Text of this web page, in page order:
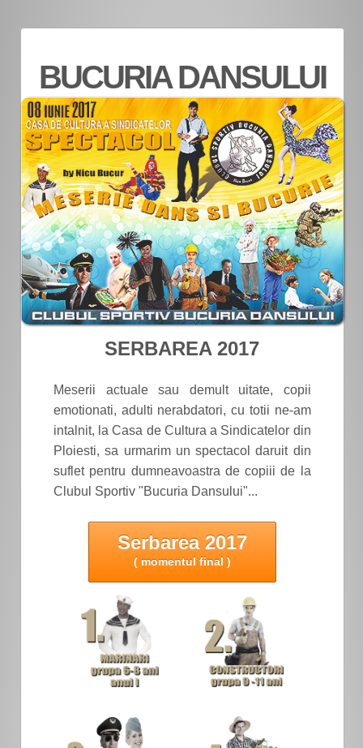
BUCURIA DANSULUI
SERBAREA 2017
Meserii actuale sau demult uitate, copii
emotionati, adulti nerabdatori, cu totii ne-am
intalnit, la Casa de Cultura a Sindicatelor din
Ploiesti, sa urmarim un spectacol daruit din
suflet pentru dumneavoastra de copiii de la
Clubul Sportiv "Bucuria Dansului"...
Serbarea 2017
( momentul final )